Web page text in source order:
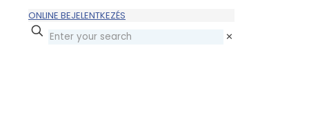
ONLINE BEJELENTKEZÉS
✕